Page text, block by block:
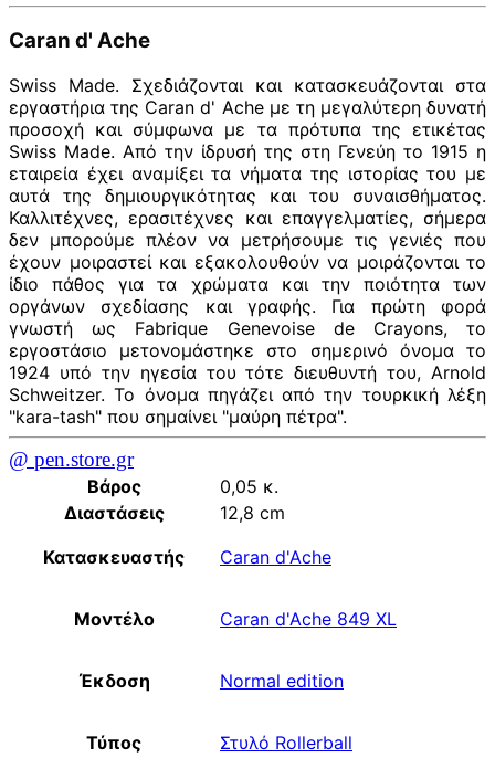
Caran d' Ache
Swiss Made. Σχεδιάζονται και κατασκευάζονται στα
εργαστήρια της Caran d' Ache με τη μεγαλύτερη δυνατή
προσοχή και σύμφωνα με τα πρότυπα της ετικέτας
Swiss Made. Από την ίδρυσή της στη Γενεύη το 1915 η
εταιρεία έχει αναμίξει τα νήματα της ιστορίας του με
αυτά της δημιουργικότητας και του συναισθήματος.
Καλλιτέχνες, ερασιτέχνες και επαγγελματίες, σήμερα
δεν μπορούμε πλέον να μετρήσουμε τις γενιές που
έχουν μοιραστεί και εξακολουθούν να μοιράζονται το
ίδιο πάθος για τα χρώματα και την ποιότητα των
οργάνων σχεδίασης και γραφής. Για πρώτη φορά
γνωστή ως Fabrique Genevoise de Crayons, το
εργοστάσιο μετονομάστηκε στο σημερινό όνομα το
1924 υπό την ηγεσία του τότε διευθυντή του, Arnold
Schweitzer. Το όνομα πηγάζει από την τουρκική λέξη
"kara-tash" που σημαίνει "μαύρη πέτρα".
@ pen.store.gr
Βάρος
0,05 κ.
Διαστάσεις
12,8 cm
Κατασκευαστής
Caran d'Ache
Μοντέλο Caran d'Ache 849 XL
Έκδοση Normal edition
Τύπος Στυλό Rollerball